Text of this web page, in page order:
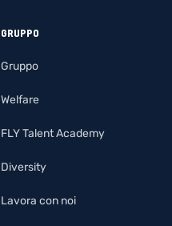
GRUPPO
Gruppo
Welfare
FLY Talent Academy
Diversity
Lavora con noi